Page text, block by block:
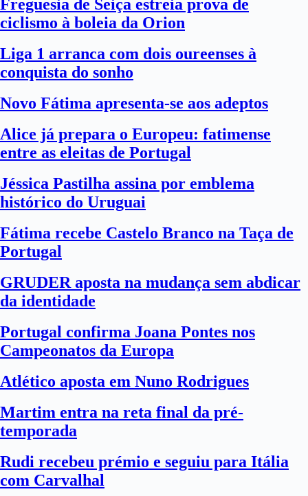
Freguesia de Seiça estreia prova de
ciclismo à boleia da Orion
Liga 1 arranca com dois oureenses à
conquista do sonho
Novo Fátima apresenta-se aos adeptos
Alice já prepara o Europeu: fatimense
entre as eleitas de Portugal
Jéssica Pastilha assina por emblema
histórico do Uruguai
Fátima recebe Castelo Branco na Taça de
Portugal
GRUDER aposta na mudança sem abdicar
da identidade
Portugal confirma Joana Pontes nos
Campeonatos da Europa
Atlético aposta em Nuno Rodrigues
Martim entra na reta final da pré-
temporada
Rudi recebeu prémio e seguiu para Itália
com Carvalhal